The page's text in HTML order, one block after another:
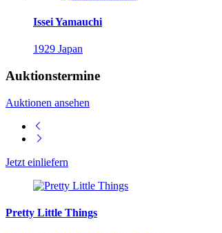
Issei Yamauchi
1929 Japan
Auktionstermine
Auktionen ansehen
Jetzt einliefern
Pretty Little Things